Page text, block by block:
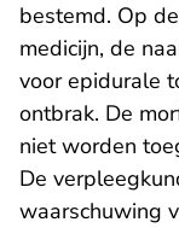
bestemd. Op
medicijn, de
voor epidurale
ontbrak. De
niet worden
De
waarschuwing